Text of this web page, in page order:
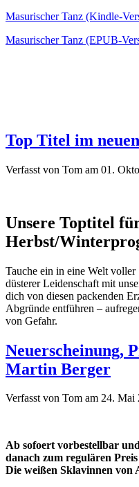
Masurischer Tanz (Kindle-
Masurischer Tanz (EPUB-
Top Titel im
Verfasst von Tom am 01.
Unsere Toptitel
Herbst/
Tauche ein in eine Welt
düsterer Leidenschaft mit
dich von diesen packenden
Abgründe entführen –
von Gefahr.
Neuerscheinung,
Martin Berger
Verfasst von Tom am 24. Mai
Ab sofoert vorbestellbar
danach zum regulären
Die weißen Sklavinnen von